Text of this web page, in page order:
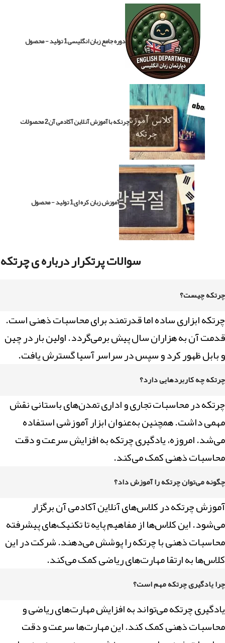
دوره جامع زبان انگلیسی1 تولید - محصول
چرتکه با آموزش آنلاین آکادمی آن2 محصولات
آموزش زبان کره ای1 تولید - محصول
سوالات پرتکرار درباره ی چرتکه
چرتکه چیست؟
چرتکه ابزاری ساده اما قدرتمند برای محاسبات ذهنی است.
قدمت آن به هزاران سال پیش برمی‌گردد. اولین بار در چین
و بابل ظهور کرد و سپس در سراسر آسیا گسترش یافت.
چرتکه چه کاربردهایی دارد؟
چرتکه در محاسبات تجاری و اداری تمدن‌های باستانی نقش
مهمی داشت. همچنین به‌عنوان ابزار آموزشی استفاده
می‌شد. امروزه، یادگیری چرتکه به افزایش سرعت و دقت
محاسبات ذهنی کمک می‌کند.
چگونه می‌توان چرتکه را آموزش داد؟
آموزش چرتکه در کلاس‌های آنلاین آکادمی آن برگزار
می‌شود. این کلاس‌ها از مفاهیم پایه تا تکنیک‌های پیشرفته
محاسبات ذهنی با چرتکه را پوشش می‌دهند. شرکت در این
کلاس‌ها به ارتقا مهارت‌های ریاضی کمک می‌کند.
چرا یادگیری چرتکه مهم است؟
یادگیری چرتکه می‌تواند به افزایش مهارت‌های ریاضی و
محاسبات ذهنی کمک کند. این مهارت‌ها سرعت و دقت